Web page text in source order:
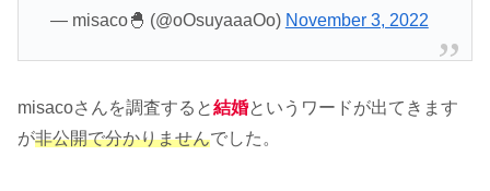
— misaco🐣 (@oOsuyaaaOo) November 3, 2022
misacoさんを調査すると結婚というワードが出てきます
が非公開で分かりませんでした。